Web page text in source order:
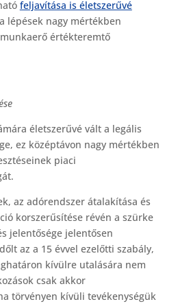
feljavítása is életszerűvé
lépések nagy mértékben
értékteremtő
életszerűvé vált a legális
ez középtávon nagy mértékben
piaci
az adórendszer átalakítása és
korszerűsítése révén a szürke
jelentősége jelentősen
az a 15 évvel ezelőtti szabály,
kívülre utalására nem
csak akkor
törvényen kívüli tevékenységük